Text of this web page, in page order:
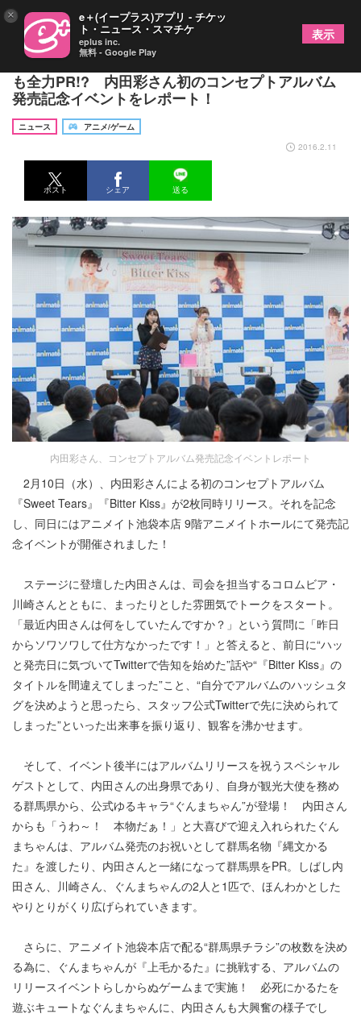
リリースイベントだけど、“あの子”と一緒に群馬県
も全力PR!? 内田彩さん初のコンセプトアルバム
発売記念イベントをレポート！
ニュース
アニメ/ゲーム
2016.2.11
ポスト シェア 送る
内田彩さん、コンセプトアルバム発売記念イベントレポート
2月10日（水）、内田彩さんによる初のコンセプトアルバム
『Sweet Tears』『Bitter Kiss』が2枚同時リリース。それを記念
し、同日にはアニメイト池袋本店 9階アニメイトホールにて発売記
念イベントが開催されました！
ステージに登壇した内田さんは、司会を担当するコロムビア・
川崎さんとともに、まったりとした雰囲気でトークをスタート。
「最近内田さんは何をしていたんですか？」という質問に「昨日
からソワソワして仕方なかったです！」と答えると、前日に“ハッ
と発売日に気づいてTwitterで告知を始めた”話や“『Bitter Kiss』の
タイトルを間違えてしまった”こと、“自分でアルバムのハッシュタ
グを決めようと思ったら、スタッフ公式Twitterで先に決められて
しまった”といった出来事を振り返り、観客を沸かせます。
そして、イベント後半にはアルバムリリースを祝うスペシャル
ゲストとして、内田さんの出身県であり、自身が観光大使を務め
る群馬県から、公式ゆるキャラ“ぐんまちゃん”が登場！ 内田さん
からも「うわ～！ 本物だぁ！」と大喜びで迎え入れられたぐん
まちゃんは、アルバム発売のお祝いとして群馬名物『縄文かる
た』を渡したり、内田さんと一緒になって群馬県をPR。しばし内
田さん、川崎さん、ぐんまちゃんの2人と1匹で、ほんわかとした
やりとりがくり広げられていきます。
さらに、アニメイト池袋本店で配る“群馬県チラシ”の枚数を決め
る為に、ぐんまちゃんが『上毛かるた』に挑戦する、アルバムの
リリースイベントらしからぬゲームまで実施！ 必死にかるたを
遊ぶキュートなぐんまちゃんに、内田さんも大興奮の様子でし
× e＋(イープラス)アプリ - チケッ
ト・ニュース・スマチケ
eplus inc.
無料 - Google Play
表示